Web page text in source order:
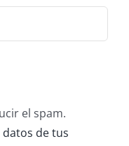
el spam.
de tus